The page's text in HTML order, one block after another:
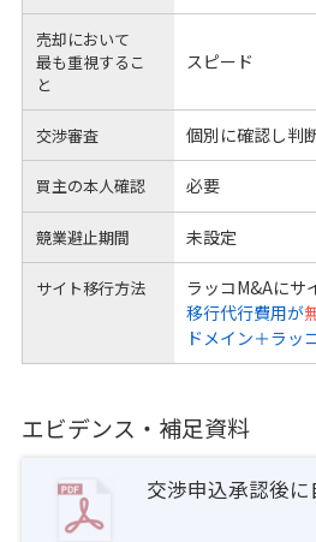
売却において
最も重視するこ
と
スピード
交渉審査 個別に確認し判
買主の本人確認 必要
競業避止期間 未設定
サイト移行方法
ラッコM&Aにサ
移行代行費用が
ドメイン＋ラッ
エビデンス・補足資料
交渉申込承認後